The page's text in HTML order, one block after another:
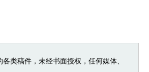
类稿件，未经书面授权，任何媒体、